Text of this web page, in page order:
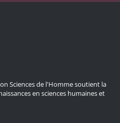
Sciences de l'Homme soutient la
en sciences humaines et